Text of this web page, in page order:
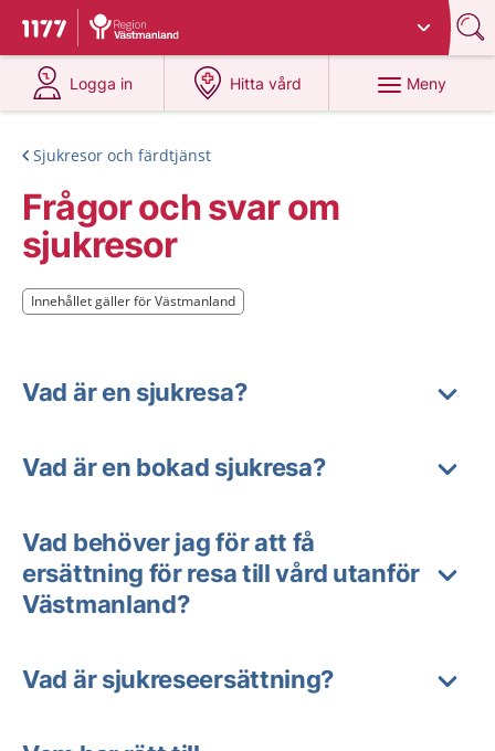
Till startsidan för 1177
Du har valt region
Logga in
på 1177.se
Hitta vård
på 1177.se
Meny
Sjukresor och färdtjänst
Frågor och svar om
sjukresor
Innehållet gäller för Västmanland
Innehållet gäller för Västmanland
Vad är en sjukresa?
Vad är en bokad sjukresa?
Vad behöver jag för att få
ersättning för resa till vård utanför
Västmanland?
Vad är sjukreseersättning?